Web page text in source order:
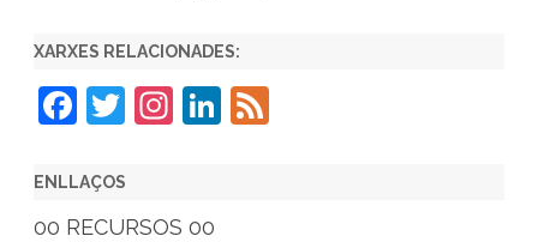
XARXES RELACIONADES:
F
c
e
T
er
In
gr
Li
ENLLAÇOS
00 RECURSOS 00